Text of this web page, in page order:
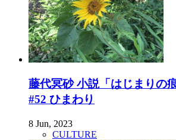
藤代冥砂 小説「はじまりの
#52 ひまわり
8 Jun, 2023
CULTURE